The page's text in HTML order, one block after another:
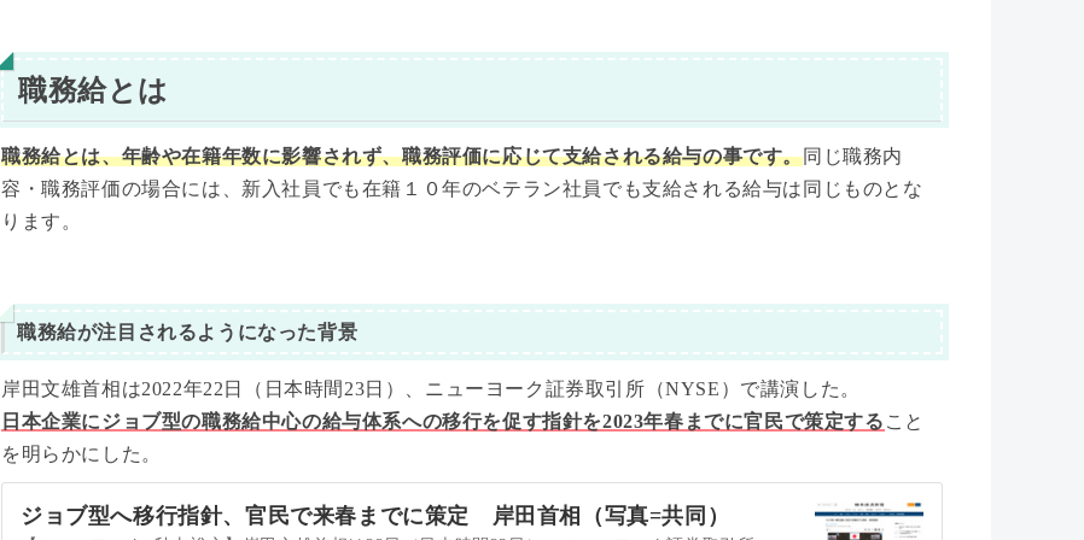
職務給とは
職務給とは、年齢や在籍年数に影響されず、職務評価に応じて支給される給与の事です。同じ職務内
容・職務評価の場合には、新入社員でも在籍１０年のベテラン社員でも支給される給与は同じものとな
ります。
職務給が注目されるようになった背景
岸田文雄首相は2022年22日（日本時間23日）、ニューヨーク証券取引所（NYSE）で講演した。
日本企業にジョブ型の職務給中心の給与体系への移行を促す指針を2023年春までに官民で策定する こと
を明らかにした。
ジョブ型へ移行指針、官民で来春までに策定 岸田首相（写真=共同）